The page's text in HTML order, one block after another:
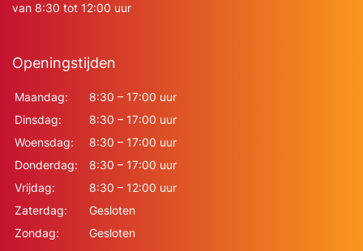
van 8:30 tot 12:00 uur
Openingstijden
Maandag:
8:30 – 17:00 uur
Dinsdag:
8:30 – 17:00 uur
Woensdag:
8:30 – 17:00 uur
Donderdag:
8:30 – 17:00 uur
Vrijdag:
8:30 – 12:00 uur
Zaterdag:
Gesloten
Zondag:
Gesloten